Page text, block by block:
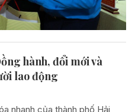
hành, đổi mới và
lao động
nhanh của thành phố Hải